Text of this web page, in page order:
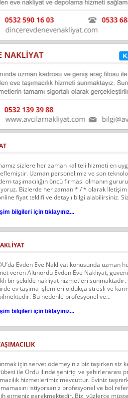
sizlere her zaman kaliteli hizmeti en
Uzman personelimiz ve son
taşımacılığın öncü firması olmanın
Bizlerde her zaman * / * olarak
fiyat teklifi ve detaylı bilgi alabilirsiniz.
bilgileri için tıklayınız...
Evden Eve Nakliyat konusunda uzman
veren Altınordu Evden Eve Nakliyat,
bir şekilde nakliyat hizmetleri
ev taşıma işlemleri oldukça stresli ve
Bu nedenle profesyonel ve...
bilgileri için tıklayınız...
için servet ödemeyiniz biz taşırken siz
ile Ordu ilinde şehiriçi ve şehirlerarası
hizmetlerimiz mevcuttur. Eviniz
istiyorsanız profesyonel ve bol
etmeniz gerekmektedir. Biz, yüzlerce